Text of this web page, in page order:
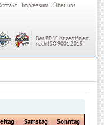
Über uns
Impressum
Der BDSF ist zertifiziert
nach ISO 9001:2015
Samstag Sonntag